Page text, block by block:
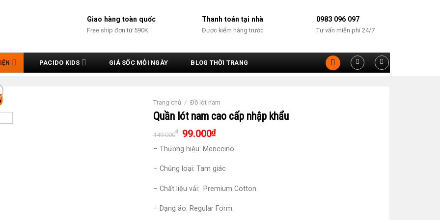
Giao hàng toàn quốc
Free ship đơn từ 590K
Thanh toán tại nhà
Được kiểm hàng trước
0983 096 097
Tư vấn miễn phí 24/7
PACIDO KIDS GIÁ SỐC MỖI NGÀY BLOG THỜI TRANG
Trang chủ / Đồ lót nam
Quần lót nam cao cấp nhập khẩu
149.000
₫ 99.000₫
– Thương hiệu: Menccino
– Chủng loại: Tam giác
– Chất liệu vải: Premium Cotton.
– Dạng áo: Regular Form.